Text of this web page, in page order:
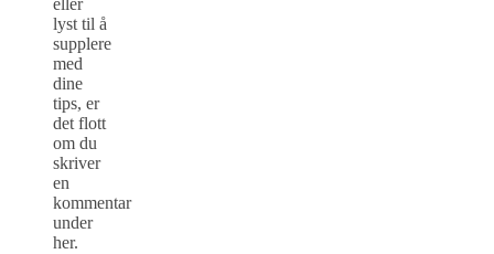
eller
lyst til å
supplere
med
dine
tips, er
det flott
om du
skriver
en
kommentar
under
her.